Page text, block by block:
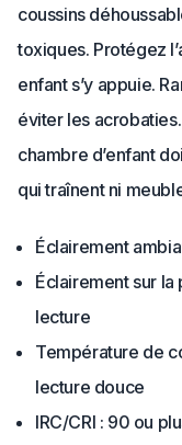
coussins
toxiques. Protégez
enfant s’y appuie.
éviter les
chambre d’enfant
qui traînent ni
Éclairement
Éclairement sur
lecture
Température de
lecture douce
IRC/CRI : 90 ou